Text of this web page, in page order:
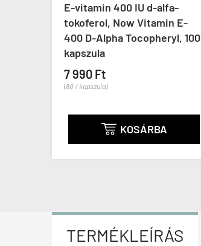
E-vitamin 400 IU d-alfa-
tokoferol, Now Vitamin E-
400 D-Alpha Tocopheryl, 100
kapszula
7 990 Ft
(80 / kapszula)
 KOSÁRBA
TERMÉKLEÍRÁS